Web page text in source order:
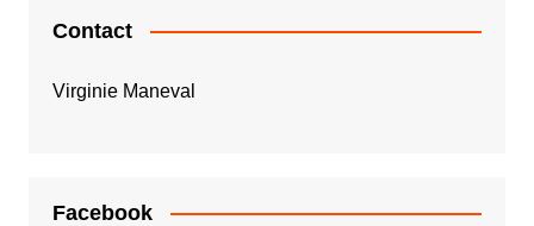
Contact
Virginie Maneval
Facebook